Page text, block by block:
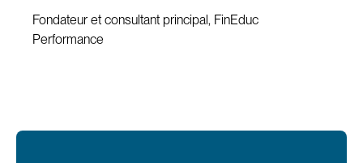
Fondateur et consultant principal, FinEduc
Performance